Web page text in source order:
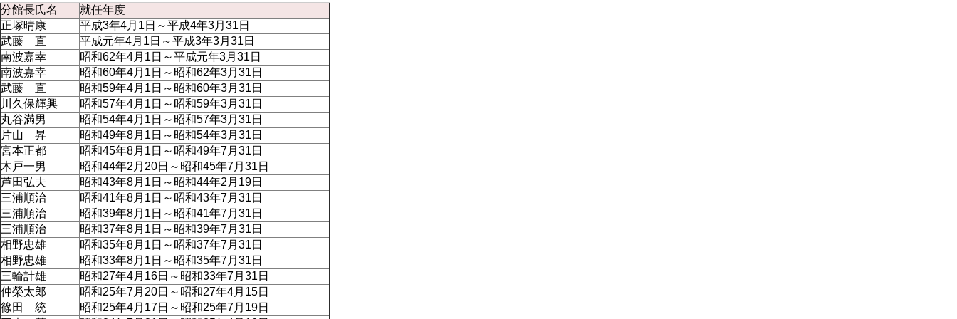
分館長氏名
就任年度
正塚晴康
平成3年4月1日～平成4年3月31日
武藤 直
平成元年4月1日～平成3年3月31日
南波嘉幸
昭和62年4月1日～平成元年3月31日
南波嘉幸
昭和60年4月1日～昭和62年3月31日
武藤 直
昭和59年4月1日～昭和60年3月31日
川久保輝興
昭和57年4月1日～昭和59年3月31日
丸谷満男
昭和54年4月1日～昭和57年3月31日
片山 昇
昭和49年8月1日～昭和54年3月31日
宮本正都
昭和45年8月1日～昭和49年7月31日
木戸一男
昭和44年2月20日～昭和45年7月31日
芦田弘夫
昭和43年8月1日～昭和44年2月19日
三浦順治
昭和41年8月1日～昭和43年7月31日
三浦順治
昭和39年8月1日～昭和41年7月31日
三浦順治
昭和37年8月1日～昭和39年7月31日
相野忠雄
昭和35年8月1日～昭和37年7月31日
相野忠雄
昭和33年8月1日～昭和35年7月31日
三輪計雄
昭和27年4月16日～昭和33年7月31日
仲榮太郎
昭和25年7月20日～昭和27年4月15日
篠田 統
昭和25年4月17日～昭和25年7月19日